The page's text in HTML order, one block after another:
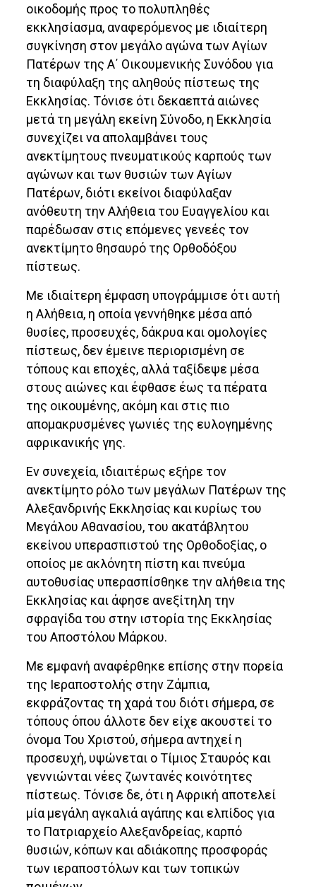
οικοδομής προς το πολυπληθές
εκκλησίασμα, αναφερόμενος με ιδιαίτερη
συγκίνηση στον μεγάλο αγώνα των Αγίων
Πατέρων της Α΄ Οικουμενικής Συνόδου για
τη διαφύλαξη της αληθούς πίστεως της
Εκκλησίας. Τόνισε ότι δεκαεπτά αιώνες
μετά τη μεγάλη εκείνη Σύνοδο, η Εκκλησία
συνεχίζει να απολαμβάνει τους
ανεκτίμητους πνευματικούς καρπούς των
αγώνων και των θυσιών των Αγίων
Πατέρων, διότι εκείνοι διαφύλαξαν
ανόθευτη την Αλήθεια του Ευαγγελίου και
παρέδωσαν στις επόμενες γενεές τον
ανεκτίμητο θησαυρό της Ορθοδόξου
πίστεως.
Με ιδιαίτερη έμφαση υπογράμμισε ότι αυτή
η Αλήθεια, η οποία γεννήθηκε μέσα από
θυσίες, προσευχές, δάκρυα και ομολογίες
πίστεως, δεν έμεινε περιορισμένη σε
τόπους και εποχές, αλλά ταξίδεψε μέσα
στους αιώνες και έφθασε έως τα πέρατα
της οικουμένης, ακόμη και στις πιο
απομακρυσμένες γωνιές της ευλογημένης
αφρικανικής γης.
Εν συνεχεία, ιδιαιτέρως εξήρε τον
ανεκτίμητο ρόλο των μεγάλων Πατέρων της
Αλεξανδρινής Εκκλησίας και κυρίως του
Μεγάλου Αθανασίου, του ακατάβλητου
εκείνου υπερασπιστού της Ορθοδοξίας, ο
οποίος με ακλόνητη πίστη και πνεύμα
αυτοθυσίας υπερασπίσθηκε την αλήθεια της
Εκκλησίας και άφησε ανεξίτηλη την
σφραγίδα του στην ιστορία της Εκκλησίας
του Αποστόλου Μάρκου.
Με εμφανή αναφέρθηκε επίσης στην πορεία
της Ιεραποστολής στην Ζάμπια,
εκφράζοντας τη χαρά του διότι σήμερα, σε
τόπους όπου άλλοτε δεν είχε ακουστεί το
όνομα Του Χριστού, σήμερα αντηχεί η
προσευχή, υψώνεται ο Τίμιος Σταυρός και
γεννιώνται νέες ζωντανές κοινότητες
πίστεως. Τόνισε δε, ότι η Αφρική αποτελεί
μία μεγάλη αγκαλιά αγάπης και ελπίδος για
το Πατριαρχείο Αλεξανδρείας, καρπό
θυσιών, κόπων και αδιάκοπης προσφοράς
των ιεραποστόλων και των τοπικών